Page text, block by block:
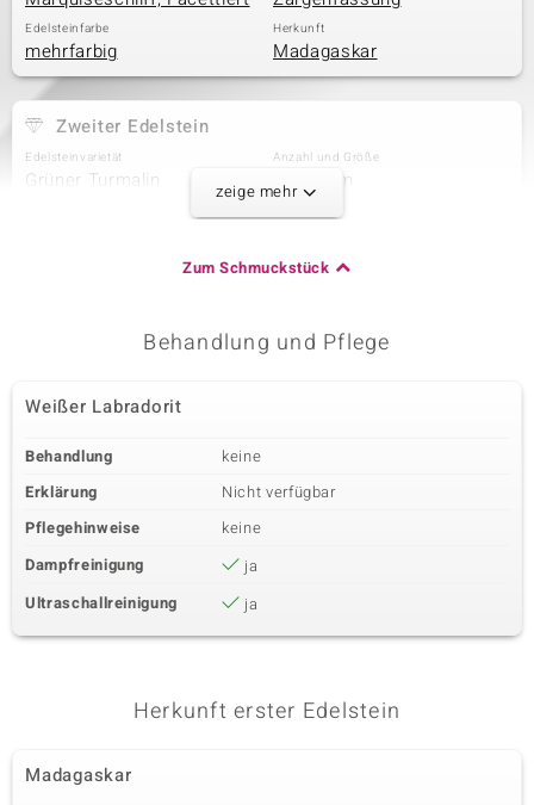
Edelsteinfarbe
mehrfarbig
Herkunft
Madagaskar
Zweiter Edelstein
Edelsteinvarietät
Grüner Turmalin
Anzahl und Größe
1 à 5 mm
Herkunft
Gelber Turmalin
0,5 ct
Fassung
Zargenfassung
Herkunft
Vierter Edelstein
Roter Turmalin 1 à 5 mm
Rundschliff
zeige mehr
Zum Schmuckstück
Behandlung und Pflege
Weißer Labradorit
Behandlung
keine
Erklärung
Nicht verfügbar
Pflegehinweise
keine
Dampfreinigung
ja
Ultraschallreinigung
ja
Herkunft erster Edelstein
Madagaskar